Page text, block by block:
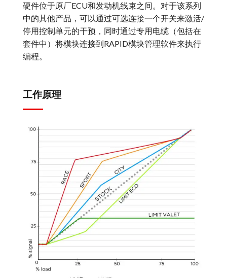
硬件位于原厂ECU和发动机线束之间。对于该系列
中的其他产品，可以通过可选连接一个开关来激活/
停用控制单元的干预，同时通过专用电缆（包括在
套件中）将模块连接到RAPID模块管理软件来执行
编程。
工作原理